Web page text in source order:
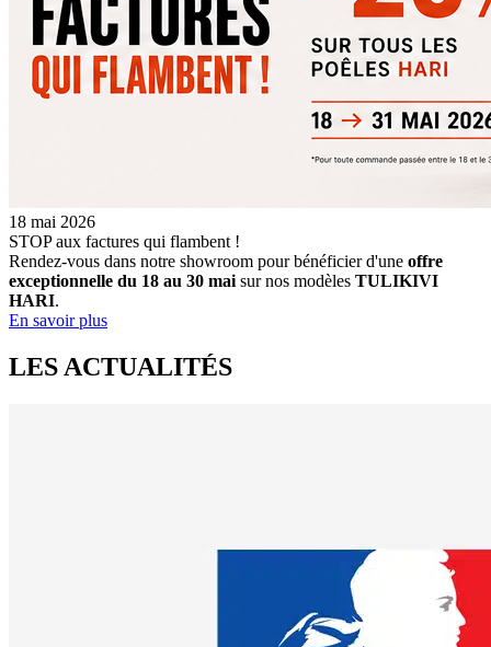
18 mai 2026
STOP aux factures qui flambent !
Rendez-vous dans notre showroom pour bénéficier d'une offre
exceptionnelle du 18 au 30 mai sur nos modèles TULIKIVI
HARI.
En savoir plus
LES ACTUALITÉS